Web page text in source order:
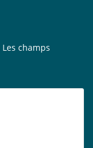
Les champs